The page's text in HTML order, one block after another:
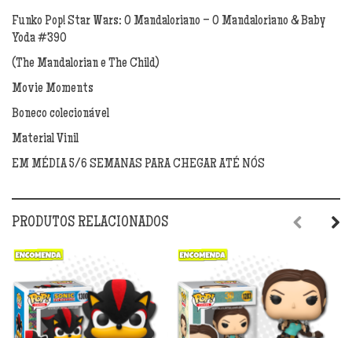
Funko Pop! Star Wars: O Mandaloriano – O Mandaloriano & Baby
Yoda #390
(The Mandalorian e The Child)
Movie Moments
Boneco colecionável
Material Vinil
EM MÉDIA 5/6 SEMANAS PARA CHEGAR ATÉ NÓS
PRODUTOS RELACIONADOS